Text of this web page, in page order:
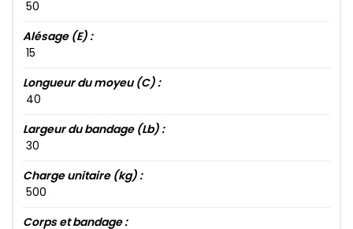
50​
Alésage (E) :
15​
Longueur du moyeu (C) :
40​
Largeur du bandage (Lb) :
30​
Charge unitaire (kg) :
500​
Corps et bandage :